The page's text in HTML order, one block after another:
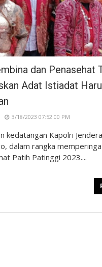
dan Penasehat
Adat Istiadat
3/18/2023 07:52:00 PM
kedatangan Kapolri
dalam rangka
Patih Patinggi 2023....